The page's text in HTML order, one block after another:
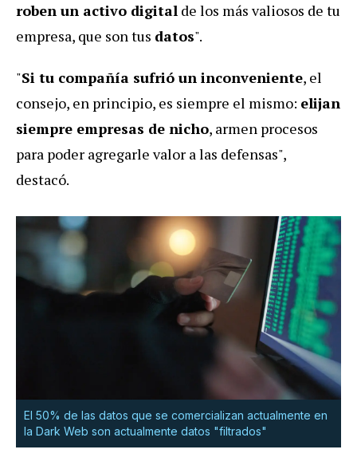
roben un activo digital de los más valiosos de tu
empresa, que son tus datos".
"Si tu compañía sufrió un inconveniente, el
consejo, en principio, es siempre el mismo: elijan
siempre empresas de nicho, armen procesos
para poder agregarle valor a las defensas",
destacó.
El 50% de las datos que se comercializan actualmente en
la Dark Web son actualmente datos "filtrados"